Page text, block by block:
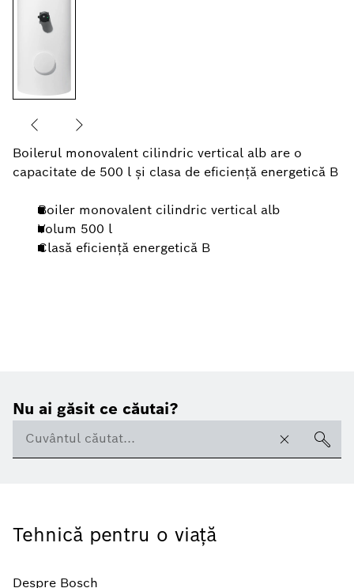
Boilerul monovalent cilindric vertical alb are o
capacitate de 500 l şi clasa de eficienţă energetică B
Boiler monovalent cilindric vertical alb
Volum 500 l
Clasă eficienţă energetică B
Nu ai găsit ce căutai?
Tehnică pentru o viaţă
Despre Bosch